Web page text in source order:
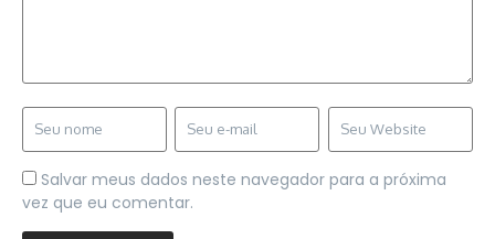
Salvar meus dados neste navegador para a próxima
vez que eu comentar.